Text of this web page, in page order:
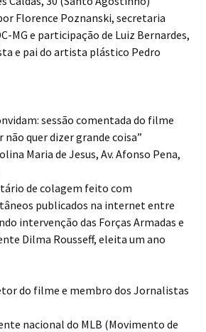
Florence Poznanski, secretaria
MG e participação de Luiz Bernardes,
e pai do artista plástico Pedro
sessão comentada do filme
quer dizer grande coisa”
Maria de Jesus, Av. Afonso Pena,
de colagem feito com
publicados na internet entre
intervenção das Forças Armadas e
Dilma Rousseff, eleita um ano
do filme e membro dos Jornalistas
nacional do MLB (Movimento de